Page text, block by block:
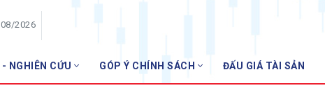
2026
NGHIÊN CỨU GÓP Ý CHÍNH SÁCH ĐẤU GIÁ TÀI SẢN